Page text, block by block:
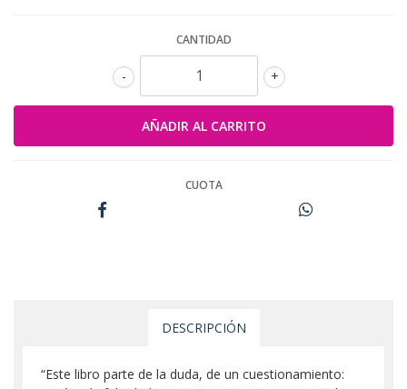
CANTIDAD
+
-
CUOTA
DESCRIPCIÓN
“Este libro parte de la duda, de un cuestionamiento: